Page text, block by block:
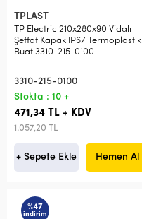
TPLAST
TP Electric 210x280x90 Vidalı
Şeffaf Kapak IP67 Termoplastik
Buat 3310-215-0100
3310-215-0100
Stokta : 10 +
471,34 TL + KDV
1.057,20 TL
+ Sepete Ekle Hemen Al
%47
indirim